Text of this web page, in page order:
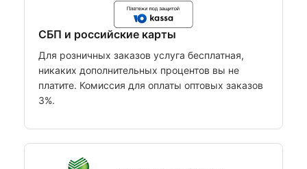
СБП и российские карты
Для розничных заказов услуга бесплатная,
никаких дополнительных процентов вы не
платите. Комиссия для оплаты оптовых заказов
3%.